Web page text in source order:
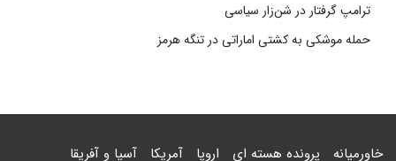
ترامپ گرفتار در شن‌زار سیاسی
حمله موشکی به کشتی اماراتی در تنگه هرمز
خاورمیانه پرونده هسته ای اروپا آمریکا آسیا و آفریقا